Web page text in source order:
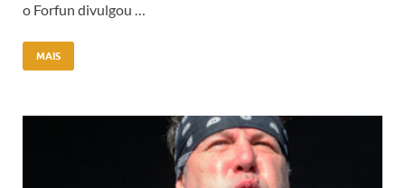
o Forfun divulgou …
MAIS